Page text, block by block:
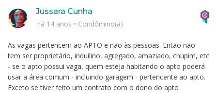
As vagas pertencem ao APTO e não às pessoas. Então não
tem ser proprietário, inquilino, agregado, amaziado, chupim, etc
- se o apto possui vaga, quem esteja habitando o apto poderá
usar a área comum - incluindo garagem - pertencente ao apto.
Exceto se tiver feito um contrato com o dono do apto
Jussara Cunha
Há 14 anos • Condômino(a)